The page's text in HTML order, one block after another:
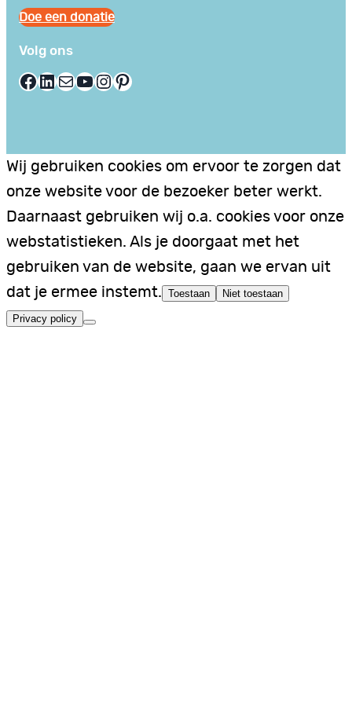
Doe een donatie
Volg ons
Facebook LinkedIn E-mail YouTube InstagramPinterest
Wij gebruiken cookies om ervoor te zorgen dat
onze website voor de bezoeker beter werkt.
Daarnaast gebruiken wij o.a. cookies voor onze
webstatistieken. Als je doorgaat met het
gebruiken van de website, gaan we ervan uit
dat je ermee instemt. Toestaan Niet toestaan
Privacy policy